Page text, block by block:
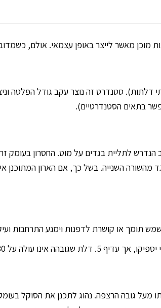
מוכן מאשר לייצר באופן עצמאי. אולם,
52 ל 60 ס”מ. עומק זה נובע מהמרחב הנדרש לתליית
תומך או קושרת לדפנות וימנע התרחבות